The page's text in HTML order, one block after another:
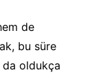
de
bu süre
da oldukça